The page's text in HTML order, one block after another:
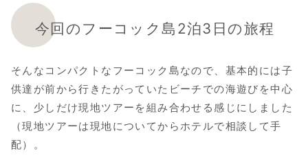
今回のフーコック島2泊3日の旅程
そんなコンパクトなフーコック島なので、基本的には子
供達が前から行きたがっていたビーチでの海遊びを中心
に、少しだけ現地ツアーを組み合わせる感じにしました
（現地ツアーは現地についてからホテルで相談して手
配）。